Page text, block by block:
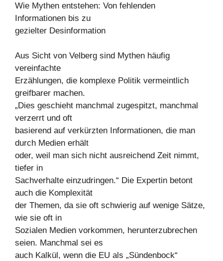
Wie Mythen entstehen: Von fehlenden
Informationen bis zu
gezielter Desinformation
Aus Sicht von Velberg sind Mythen häufig
vereinfachte
Erzählungen, die komplexe Politik vermeintlich
greifbarer machen.
„Dies geschieht manchmal zugespitzt, manchmal
verzerrt und oft
basierend auf verkürzten Informationen, die man
durch Medien erhält
oder, weil man sich nicht ausreichend Zeit nimmt,
tiefer in
Sachverhalte einzudringen.“ Die Expertin betont
auch die Komplexität
der Themen, da sie oft schwierig auf wenige Sätze,
wie sie oft in
Sozialen Medien vorkommen, herunterzubrechen
seien. Manchmal sei es
auch Kalkül, wenn die EU als „Sündenbock“